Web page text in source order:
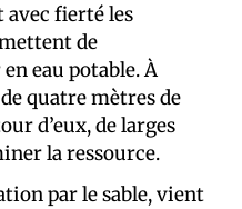
avec fierté les
de
eau potable. À
quatre mètres de
d’eux, de larges
la ressource.
par le sable, vient